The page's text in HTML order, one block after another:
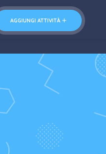
AGGIUNGI ATTIVITÀ